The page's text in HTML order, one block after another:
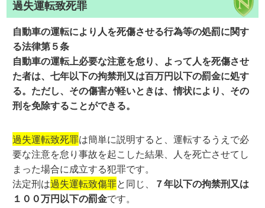
過失運転致死罪
自動車の運転により人を死傷させる行為等の処罰に関す
る法律第５条
自動車の運転上必要な注意を怠り、よって人を死傷させ
た者は、七年以下の拘禁刑又は百万円以下の罰金に処す
る。ただし、その傷害が軽いときは、情状により、その
刑を免除することができる。
過失運転致死罪は簡単に説明すると、運転するうえで必
要な注意を怠り事故を起こした結果、人を死亡させてし
まった場合に成立する犯罪です。
法定刑は過失運転致傷罪と同じ、
７年以下の拘禁刑又は
１００万円以下の罰金です。